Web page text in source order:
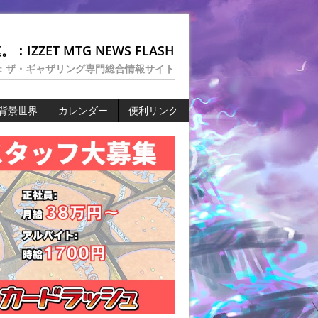
：IZZET MTG NEWS FLASH
ザ・ギャザリング専門総合情報サイト
景世界 カレンダー 便利リンク